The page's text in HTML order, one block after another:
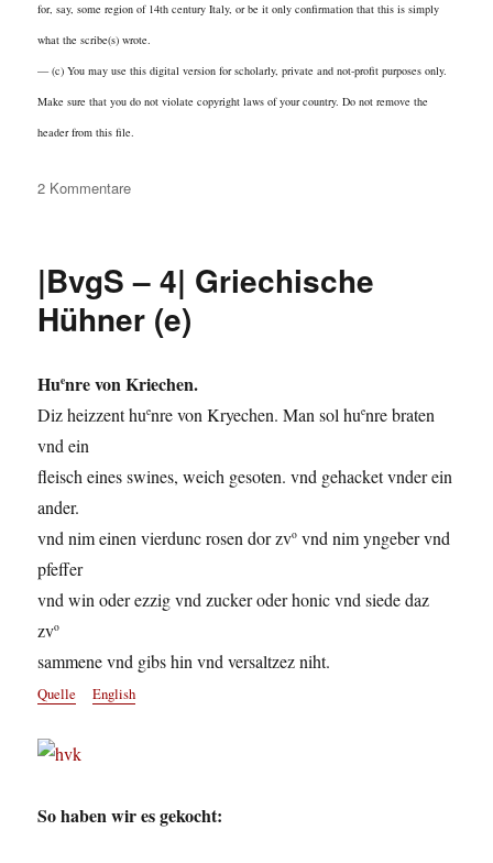
for, say, some region of 14th century Italy, or be it only confirmation that this is simply
what the scribe(s) wrote.
— (c) You may use this digital version for scholarly, private and not-profit purposes only.
Make sure that you do not violate copyright laws of your country. Do not remove the
header from this file.
2 Kommentarezu
(e)
|BvgS – 4| Griechische
Hühner (e)
Huenre von Kriechen.
Diz heizzent huenre von Kryechen. Man sol huenre braten
vnd ein
fleisch eines swines, weich gesoten. vnd gehacket vnder ein
ander.
vnd nim einen vierdunc rosen dor zvo vnd nim yngeber vnd
pfeffer
vnd win oder ezzig vnd zucker oder honic vnd siede daz
zvo
sammene vnd gibs hin vnd versaltzez niht.
Quelle English
So haben wir es gekocht: